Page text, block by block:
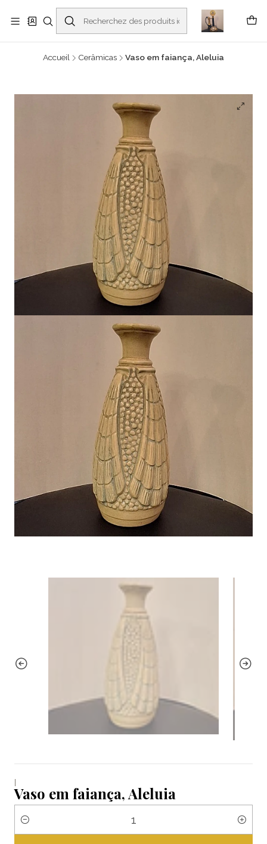
Buscantiguidades - Leilões. Colecionismo e antiguidades em Viana do
Castelo -
En savoir plus
Accueil Cerâmicas Vaso em faiança, Aleluia
|
Vaso em faiança, Aleluia
Quantité